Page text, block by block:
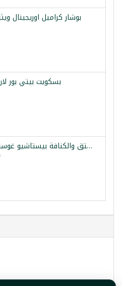
بوشار كراميل اوريجينال ويثررز
بسكويت بيتي بور لارك
شوكولا دبي ماتشا بالفستق والكنافة بيستاشيو غوستو 200غ